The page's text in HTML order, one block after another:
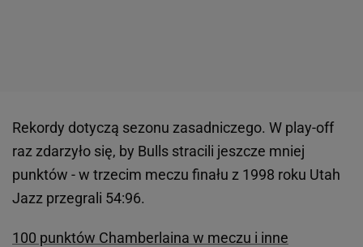
Rekordy dotyczą sezonu zasadniczego. W play-off
raz zdarzyło się, by Bulls stracili jeszcze mniej
punktów - w trzecim meczu finału z 1998 roku Utah
Jazz przegrali 54:96.
100 punktów Chamberlaina w meczu i inne